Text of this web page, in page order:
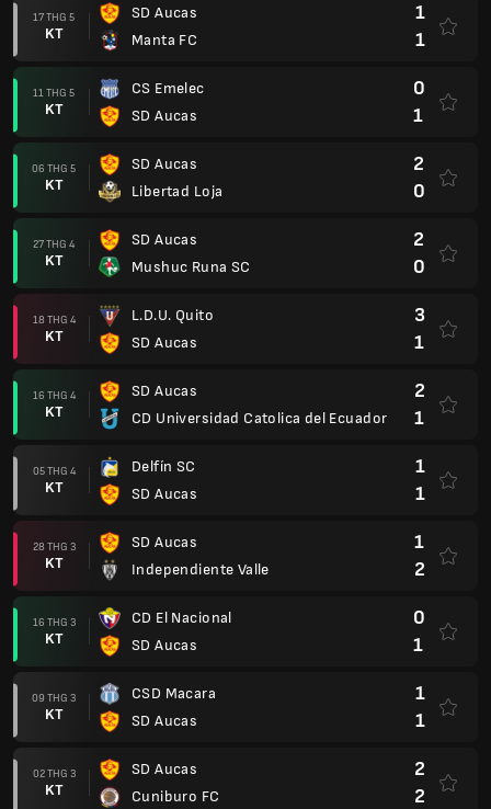
17 THG 5
KT
SD Aucas
Manta FC
1
1
11 THG 5
KT
CS Emelec
SD Aucas
0
1
06 THG 5
KT
SD Aucas
Libertad Loja
2
0
27 THG 4
KT
SD Aucas
Mushuc Runa SC
2
0
18 THG 4
KT
L.D.U. Quito
SD Aucas
3
1
16 THG 4
KT
SD Aucas
CD Universidad Catolica del Ecuador
2
1
05 THG 4
KT
Delfín SC
SD Aucas
1
1
28 THG 3
KT
SD Aucas
Independiente Valle
1
2
16 THG 3
KT
CD El Nacional
SD Aucas
0
1
09 THG 3
KT
CSD Macara
SD Aucas
1
1
02 THG 3
KT
SD Aucas
Cuniburo FC
2
2